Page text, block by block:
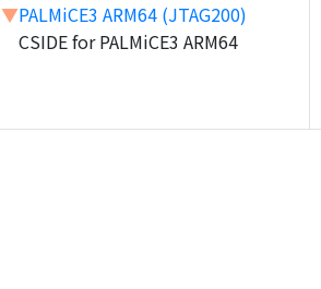
▼PALMiCE3 ARM64 (JTAG200)
CSIDE for PALMiCE3 ARM64